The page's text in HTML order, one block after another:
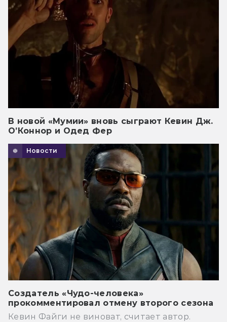
В новой «Мумии» вновь сыграют Кевин Дж.
О’Коннор и Одед Фер
Новости
Создатель «Чудо-человека»
прокомментировал отмену второго сезона
Кевин Файги не виноват, считает автор.